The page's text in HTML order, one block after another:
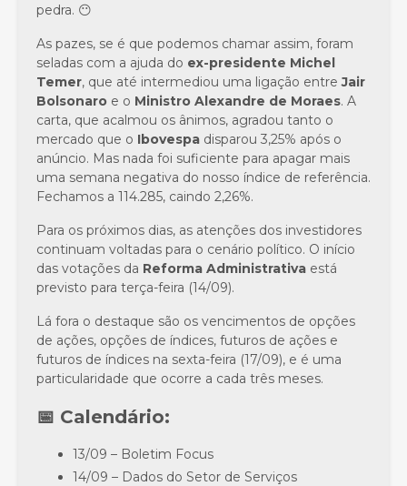
pedra. 😶
As pazes, se é que podemos chamar assim, foram
seladas com a ajuda do ex-presidente Michel
Temer, que até intermediou uma ligação entreJair
Bolsonaro e o Ministro Alexandre de Moraes. A
carta, que acalmou os ânimos, agradou tanto o
mercado que o Ibovespa disparou 3,25% após o
anúncio. Mas nada foi suficiente para apagar mais
uma semana negativa do nosso índice de referência.
Fechamos a 114.285, caindo 2,26%.
Para os próximos dias, as atenções dos investidores
continuam voltadas para o cenário político. O início
das votações da Reforma Administrativa está
previsto para terça-feira (14/09).
Lá fora o destaque são os vencimentos de opções
de ações, opções de índices, futuros de ações e
futuros de índices na sexta-feira (17/09), e é uma
particularidade que ocorre a cada três meses.
📅 Calendário:
13/09 – Boletim Focus
14/09 – Dados do Setor de Serviços